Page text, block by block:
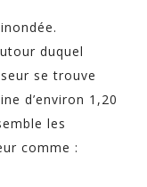
duquel
se trouve
d’environ 1,20
les
comme :